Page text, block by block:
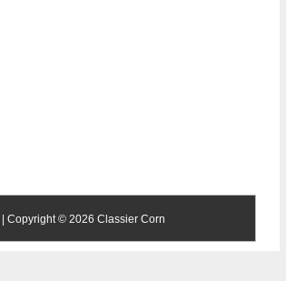
| Copyright © 2026 Classier Corn